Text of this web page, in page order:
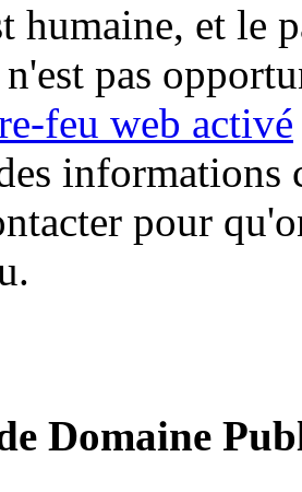
humaine, et le
pas
feu web activé
informations
pour
Domaine